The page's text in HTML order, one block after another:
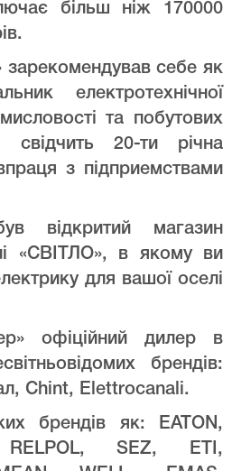
більш ніж 170000
себе як
електротехнічної
та побутових
20-ти річна
з підприемствами
відкритий магазин
«СВІТЛО», в якому ви
для вашої оселі
офіційний дилер в
брендів:
Chint, Elettrocanali.
брендів як: EATON,
SEZ, ETI,